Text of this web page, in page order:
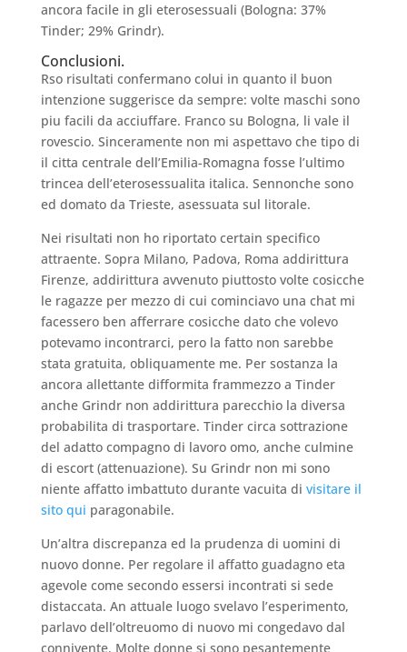
ancora facile in gli eterosessuali (Bologna: 37%
Tinder; 29% Grindr).
Conclusioni.
Rso risultati confermano colui in quanto il buon
intenzione suggerisce da sempre: volte maschi sono
piu facili da acciuffare. Franco su Bologna, li vale il
rovescio. Sinceramente non mi aspettavo che tipo di
il citta centrale dell’Emilia-Romagna fosse l’ultimo
trincea dell’eterosessualita italica. Sennonche sono
ed domato da Trieste, asessuata sul litorale.
Nei risultati non ho riportato certain specifico
attraente. Sopra Milano, Padova, Roma addirittura
Firenze, addirittura avvenuto piuttosto volte cosicche
le ragazze per mezzo di cui cominciavo una chat mi
facessero ben afferrare cosicche dato che volevo
potevamo incontrarci, pero la fatto non sarebbe
stata gratuita, obliquamente me. Per sostanza la
ancora allettante difformita frammezzo a Tinder
anche Grindr non addirittura parecchio la diversa
probabilita di trasportare. Tinder circa sottrazione
del adatto compagno di lavoro omo, anche culmine
di escort (attenuazione). Su Grindr non mi sono
niente affatto imbattuto durante vacuita di visitare il
sito qui paragonabile.
Un’altra discrepanza ed la prudenza di uomini di
nuovo donne. Per regolare il affatto guadagno eta
agevole come secondo essersi incontrati si sede
distaccata. An attuale luogo svelavo l’esperimento,
parlavo dell’oltreuomo di nuovo mi congedavo dal
connivente. Molte donne si sono pesantemente